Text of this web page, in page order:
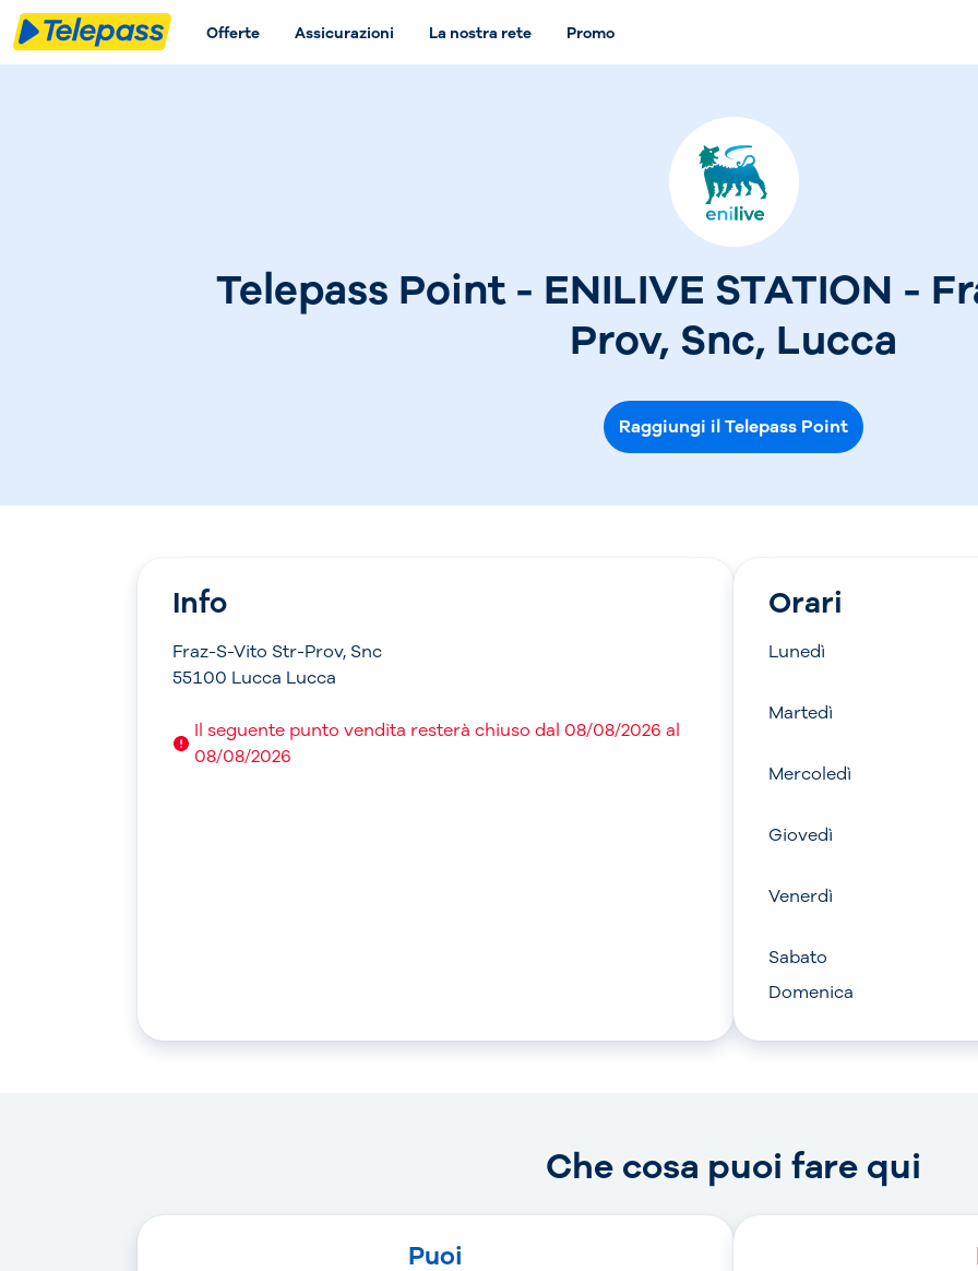
Offerte Assicurazioni La nostra rete Promo
Telepass Point - ENILIVE STATION -
Prov, Snc, Lucca
Raggiungi il Telepass Point
Info
Fraz-S-Vito Str-Prov, Snc
55100 Lucca Lucca
Il seguente punto vendita resterà chiuso dal 08/08/2026 al
08/08/2026
Orari
Lunedì
Martedì
Mercoledì
Giovedì
Venerdì
Sabato
Domenica
Che cosa puoi fare qui
Puoi